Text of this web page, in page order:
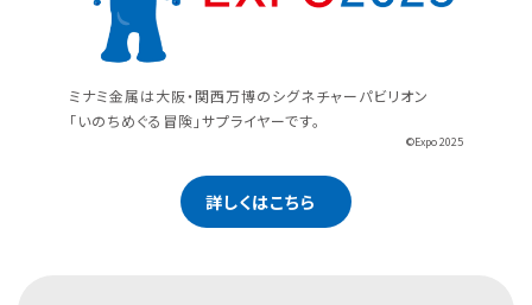
ミナミ金属は大阪・関西万博のシグネチャーパビリオン
「いのちめぐる冒険」サプライヤーです。
©Expo 2025
詳しくはこちら